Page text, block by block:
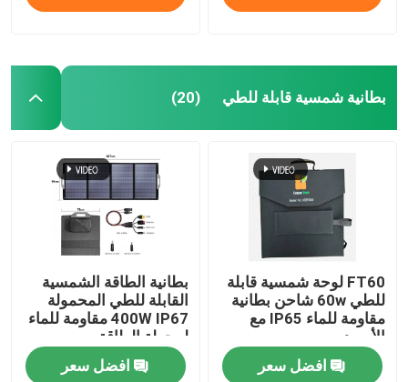
بطانية شمسية قابلة للطي (20)
FT60 لوحة شمسية قابلة
للطي 60w شاحن بطانية
مقاومة للماء IP65 مع
الأسود
افضل سعر
بطانية الطاقة الشمسية
القابلة للطي المحمولة
400W IP67 مقاومة للماء
لمحطة الطاقة
افضل سعر